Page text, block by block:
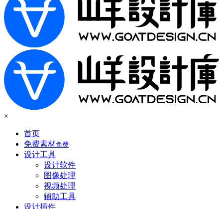
×
首页
免费素材免费
设计工具
设计软件
图像处理
视频处理
辅助工具
设计插件